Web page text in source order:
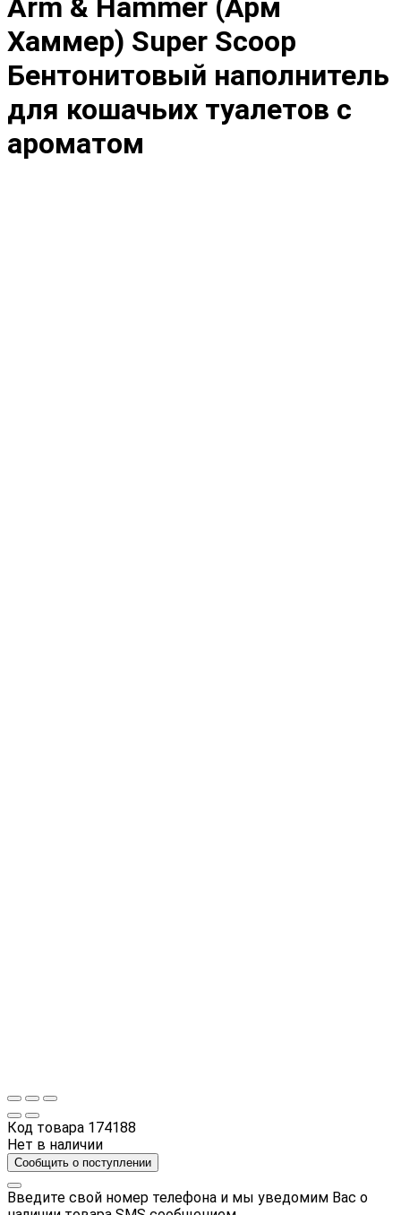
Arm & Hammer (Арм
Хаммер) Super Scoop
Бентонитовый наполнитель
для кошачьих туалетов с
ароматом
Код товара 174188
Нет в наличии
Сообщить о поступлении
Введите свой номер телефона и мы уведомим Вас о